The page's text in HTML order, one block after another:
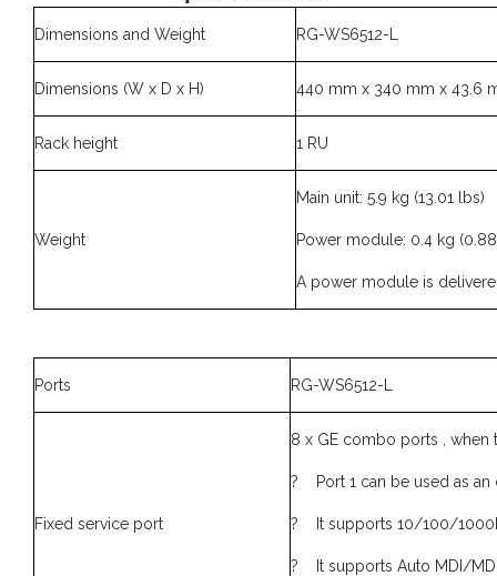
Dimensions and Weight RG-WS6512-L
Dimensions (W x D x H) 440 mm x 340 mm x 43.6
Rack height 1 RU
Weight
Main unit: 5.9 kg (13.01 lbs)
Power module: 0.4 kg
A power module is
Ports RG-WS6512-L
Fixed service port
8 x GE combo ports ,
? Port 1 can be used as an
? It supports 10/100/
? It supports Auto MDI/